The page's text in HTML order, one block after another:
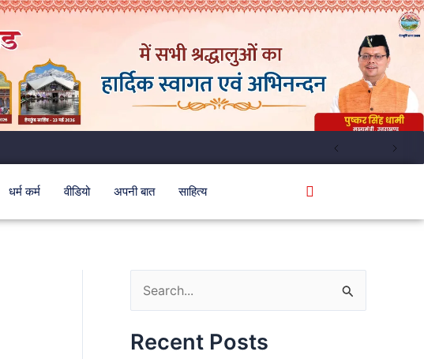
धर्म कर्म वीडियो अपनी बात साहित्य
a
Recent Posts